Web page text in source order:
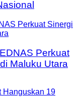
Perkuat
Maluku Utara